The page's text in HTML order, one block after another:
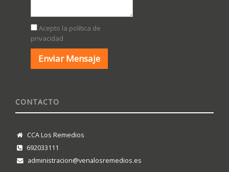
Acepto la política de
privacidad
CONTACTO
CCA Los Remedios
692033111
administracion@venalosremedios.es